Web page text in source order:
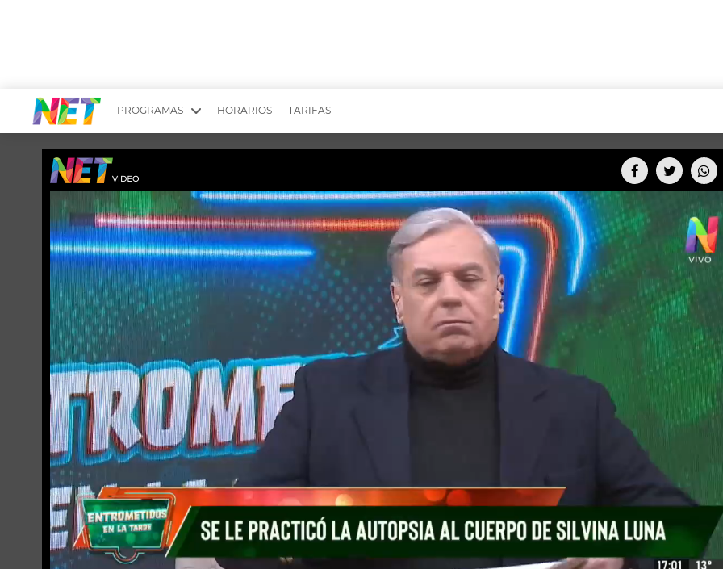
PROGRAMAS
YUYITO A LA TARDE
EMPRENDI2
LONGOBARDI
QUÉ TE PASA
EL OLIVO BLANCO
TU LUGAR IDEAL
CHICHE EN VIVO
DR. BEAUTY
EL SEÑOR DE LOS CIELOS
ARGENTINOS X ARGENTINA
ESTÉTICA 360 TV
CARAS Y NEGOCIOS
SCOUTING PARA UN CAMBIO
INTELEXIS TV
HAIR RECOVERY
GOSSIP
ENTROMETIDOS EN LA TELE
ENTRE NOS
MODO FONTEVECCHIA
PERIODISMO PURO
REPERFILAR
CINE NET
TODOS PODEMOS
PARES DE COMEDIA
FIESTAS ARGENTINAS
BELLEZA FASHION
FULL FACE TV
DESAFÍO 10 AÑOS
AGENDA
HORARIOS TARIFAS